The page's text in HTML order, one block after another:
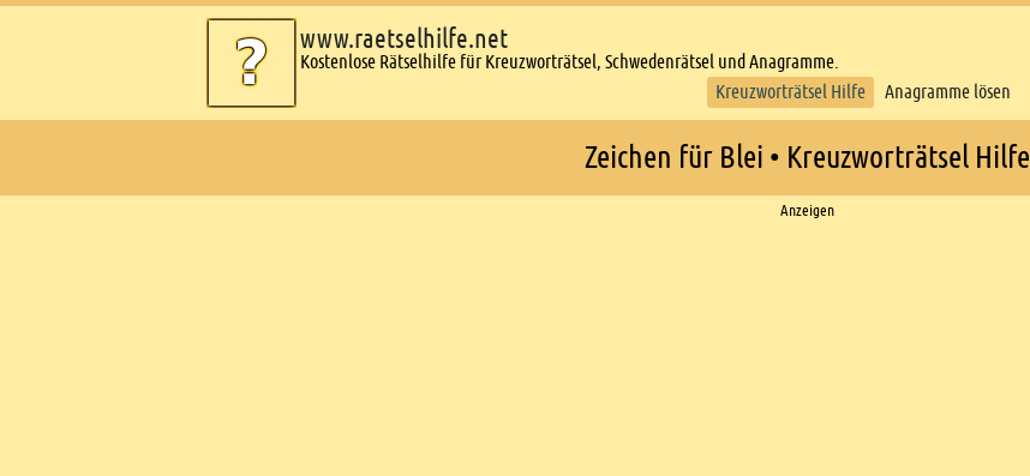
www.raetselhilfe.net
Kostenlose Rätselhilfe für Kreuzworträtsel, Schwedenrätsel und Anagramme.
Kreuzworträtsel Hilfe
Anagramme lösen
Zeichen für Blei • Kreuzworträtsel Hilfe
Anzeigen